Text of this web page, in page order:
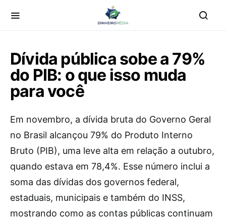
Dívida pública sobe a 79%
do PIB: o que isso muda
para você
Em novembro, a dívida bruta do Governo Geral
no Brasil alcançou 79% do Produto Interno
Bruto (PIB), uma leve alta em relação a outubro,
quando estava em 78,4%. Esse número inclui a
soma das dívidas dos governos federal,
estaduais, municipais e também do INSS,
mostrando como as contas públicas continuam